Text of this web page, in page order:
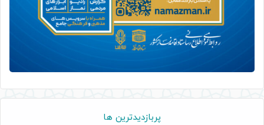
پربازدیدترین ها